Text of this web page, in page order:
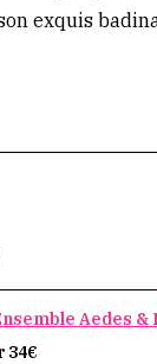
exquis
Aedes &
34€